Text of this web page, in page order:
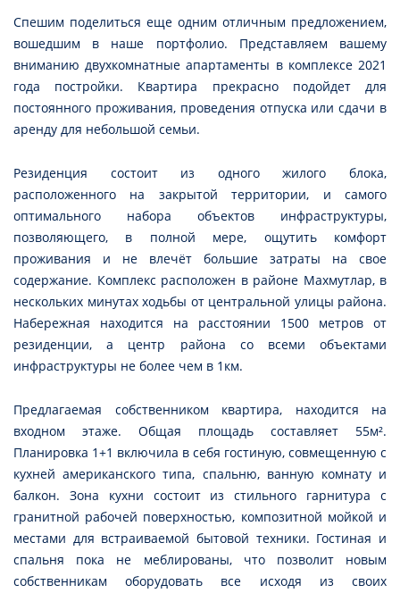
Спешим поделиться еще одним отличным предложением,
вошедшим в наше портфолио. Представляем вашему
вниманию двухкомнатные апартаменты в комплексе 2021
года постройки. Квартира прекрасно подойдет для
постоянного проживания, проведения отпуска или сдачи в
аренду для небольшой семьи.
Резиденция состоит из одного жилого блока,
расположенного на закрытой территории, и самого
оптимального набора объектов инфраструктуры,
позволяющего, в полной мере, ощутить комфорт
проживания и не влечёт большие затраты на свое
содержание. Комплекс расположен в районе Махмутлар, в
нескольких минутах ходьбы от центральной улицы района.
Набережная находится на расстоянии 1500 метров от
резиденции, а центр района со всеми объектами
инфраструктуры не более чем в 1км.
Предлагаемая собственником квартира, находится на
входном этаже. Общая площадь составляет 55м².
Планировка 1+1 включила в себя гостиную, совмещенную с
кухней американского типа, спальню, ванную комнату и
балкон. Зона кухни состоит из стильного гарнитура с
гранитной рабочей поверхностью, композитной мойкой и
местами для встраиваемой бытовой техники. Гостиная и
спальня пока не меблированы, что позволит новым
собственникам оборудовать все исходя из своих